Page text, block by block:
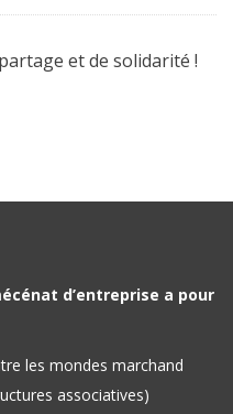
et de solidarité !
d’entreprise a pour
les mondes marchand
associatives)